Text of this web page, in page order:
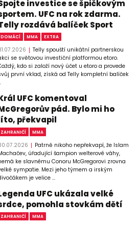
investice se špičkovým
UFC na rok zdarma.
rozdává balíček Sport
DOMÁCÍ MMA EXTRA
Telly spouští unikátní partnerskou
se světovou investiční platformou etoro.
kdo si založí nový účet u etoro a provede
první vklad, získá od Telly kompletní balíček
UFC komentoval
pád. Bylo mi ho
překvapil
ZAHRANIČÍ MMA
Patrně nikoho nepřekvapí, že Islam
úřadující šampion welterové váhy,
ke slavnému Conoru McGregorovi zrovna
sympatie. Mezi jeho týmem a irským
je velice ...
UFC ukázala velké
pomohla stovkám dětí
ZAHRANIČÍ MMA